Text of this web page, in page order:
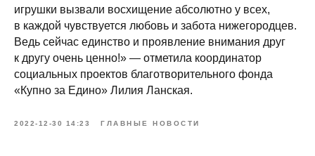
игрушки вызвали восхищение абсолютно у всех,
в каждой чувствуется любовь и забота нижегородцев.
Ведь сейчас единство и проявление внимания друг
к другу очень ценно!» — отметила координатор
социальных проектов благотворительного фонда
«Купно за Едино» Лилия Ланская.
2022-12-30 14:23 ГЛАВНЫЕ НОВОСТИ